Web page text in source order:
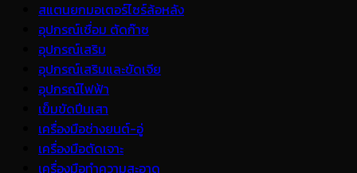
สแตนยกมอเตอร์ไซร์ล้อหลัง
อุปกรณ์เชื่อม ตัดก๊าซ
อุปกรณ์เสริม
อุปกรณ์เสริมและขัดเจีย
อุปกรณ์ไฟฟ้า
เข็มขัดปีนเสา
เครื่องมือช่างยนต์-อู่
เครื่องมือตัดเจาะ
เครื่องมือทำความสะอาด